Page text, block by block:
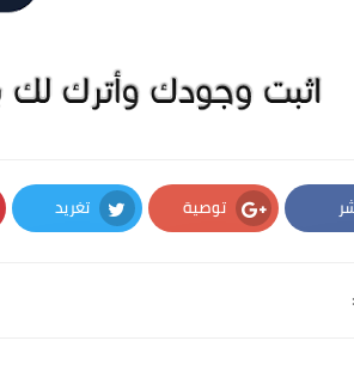
توصية
Google Plus
تغريد
Twitter